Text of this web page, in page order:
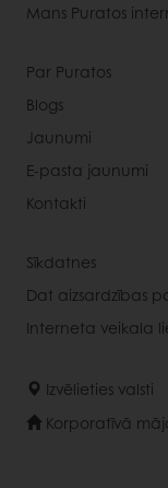
Mans Puratos
Par Puratos
Blogs
Jaunumi
E-pasta jaunumi
Kontakti
Sīkdatnes
Dat aizsardzības
Interneta veikala
Izvēlieties valsti
Korporatīvā